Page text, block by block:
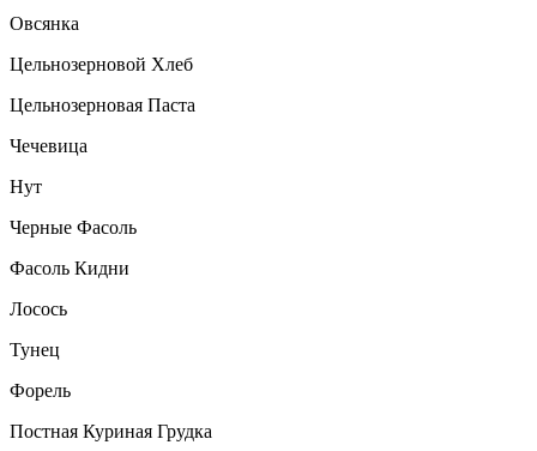
Овсянка
Цельнозерновой Хлеб
Цельнозерновая Паста
Чечевица
Нут
Черные Фасоль
Фасоль Кидни
Лосось
Тунец
Форель
Постная Куриная Грудка